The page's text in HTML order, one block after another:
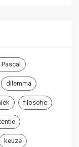
dilemma
filosofie
keuze